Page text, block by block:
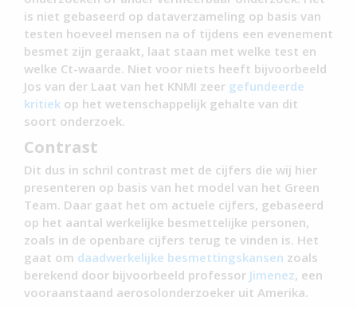
is niet gebaseerd op dataverzameling op basis van
testen hoeveel mensen na of tijdens een evenement
besmet zijn geraakt, laat staan met welke test en
welke Ct-waarde. Niet voor niets heeft bijvoorbeeld
Jos van der Laat van het KNMI zeer gefundeerde
kritiek op het wetenschappelijk gehalte van dit
soort onderzoek.
Contrast
Dit dus in schril contrast met de cijfers die wij hier
presenteren op basis van het model van het Green
Team. Daar gaat het om actuele cijfers, gebaseerd
op het aantal werkelijke besmettelijke personen,
zoals in de openbare cijfers terug te vinden is. Het
gaat om daadwerkelijke besmettingskansen zoals
berekend door bijvoorbeeld professor Jimenez, een
vooraanstaand aerosolonderzoeker uit Amerika.